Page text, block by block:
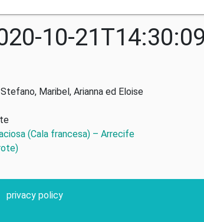
10-21T14:30:09
Maribel, Arianna ed Eloise
(Cala francesa) – Arrecife
privacy policy